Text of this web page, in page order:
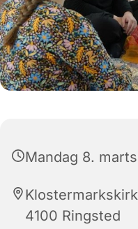
Mandag 8.
4100 Ringsted